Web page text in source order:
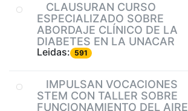
CLAUSURAN CURSO
ESPECIALIZADO SOBRE
ABORDAJE CLÍNICO DE LA
DIABETES EN LA UNACAR
Leidas: 591
IMPULSAN VOCACIONES
STEM CON TALLER SOBRE
FUNCIONAMIENTO DEL AIRE